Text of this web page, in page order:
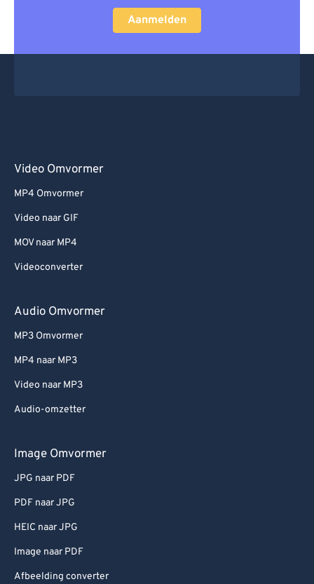
Aanmelden
Video Omvormer
MP4 Omvormer
Video naar GIF
MOV naar MP4
Videoconverter
Audio Omvormer
MP3 Omvormer
MP4 naar MP3
Video naar MP3
Audio-omzetter
Image Omvormer
JPG naar PDF
PDF naar JPG
HEIC naar JPG
Image naar PDF
Afbeelding converter